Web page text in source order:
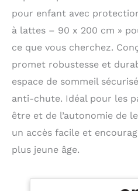
pour enfant avec
à lattes – 90 x 200 cm »
ce que vous cherchez.
promet robustesse et
espace de sommeil
anti-chute. Idéal pour les
être et de l’autonomie de
un accès facile et
plus jeune âge.